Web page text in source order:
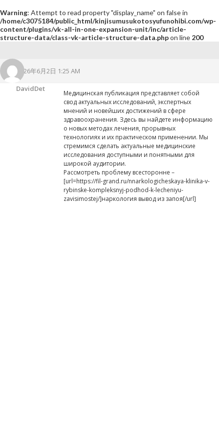
Warning: Attempt to read property "display_name" on false in
/home/c3075184/public_html/kinjisumusukotosyufunohibi.com/wp-
content/plugins/vk-all-in-one-expansion-unit/inc/article-
structure-data/class-vk-article-structure-data.phpon line 200
2026年6月2日 1:25 AM
DavidDet
Медицинская публикация представляет собой
свод актуальных исследований, экспертных
мнений и новейших достижений в сфере
здравоохранения. Здесь вы найдете информацию
о новых методах лечения, прорывных
технологиях и их практическом применении. Мы
стремимся сделать актуальные медицинские
исследования доступными и понятными для
широкой аудитории.
Рассмотреть проблему всесторонне –
[url=https://fil-grand.ru/nnarkologicheskaya-klinika-v-
rybinske-kompleksnyj-podhod-k-lecheniyu-
zavisimostej/]наркология вывод из запоя[/url]